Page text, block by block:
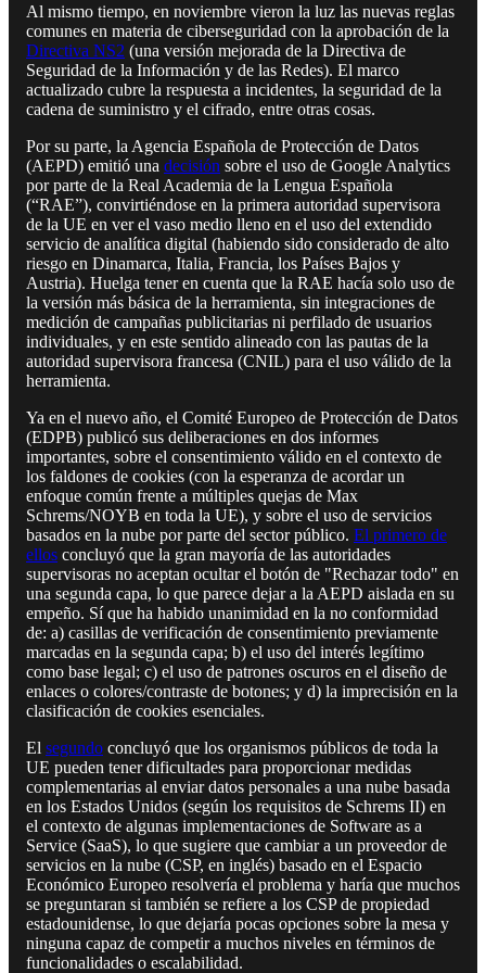
Al mismo tiempo, en noviembre vieron la luz las nuevas reglas
comunes en materia de ciberseguridad con la aprobación de la
Directiva NS2 (una versión mejorada de la Directiva de
Seguridad de la Información y de las Redes). El marco
actualizado cubre la respuesta a incidentes, la seguridad de la
cadena de suministro y el cifrado, entre otras cosas.
Por su parte, la Agencia Española de Protección de Datos
(AEPD) emitió una decisión sobre el uso de Google Analytics
por parte de la Real Academia de la Lengua Española
(“RAE”), convirtiéndose en la primera autoridad supervisora
de la UE en ver el vaso medio lleno en el uso del extendido
servicio de analítica digital (habiendo sido considerado de alto
riesgo en Dinamarca, Italia, Francia, los Países Bajos y
Austria). Huelga tener en cuenta que la RAE hacía solo uso de
la versión más básica de la herramienta, sin integraciones de
medición de campañas publicitarias ni perfilado de usuarios
individuales, y en este sentido alineado con las pautas de la
autoridad supervisora francesa (CNIL) para el uso válido de la
herramienta.
Ya en el nuevo año, el Comité Europeo de Protección de Datos
(EDPB) publicó sus deliberaciones en dos informes
importantes, sobre el consentimiento válido en el contexto de
los faldones de cookies (con la esperanza de acordar un
enfoque común frente a múltiples quejas de Max
Schrems/NOYB en toda la UE), y sobre el uso de servicios
basados ​​en la nube por parte del sector público. El primero de
ellos concluyó que la gran mayoría de las autoridades
supervisoras no aceptan ocultar el botón de "Rechazar todo" en
una segunda capa, lo que parece dejar a la AEPD aislada en su
empeño. Sí que ha habido unanimidad en la no conformidad
de: a) casillas de verificación de consentimiento previamente
marcadas en la segunda capa; b) el uso del interés legítimo
como base legal; c) el uso de patrones oscuros en el diseño de
enlaces o colores/contraste de botones; y d) la imprecisión en la
clasificación de cookies esenciales.
El segundo concluyó que los organismos públicos de toda la
UE pueden tener dificultades para proporcionar medidas
complementarias al enviar datos personales a una nube basada
en los Estados Unidos (según los requisitos de Schrems II) en
el contexto de algunas implementaciones de Software as a
Service (SaaS), lo que sugiere que cambiar a un proveedor de
servicios en la nube (CSP, en inglés) basado en el Espacio
Económico Europeo resolvería el problema y haría que muchos
se preguntaran si también se refiere a los CSP de propiedad
estadounidense, lo que dejaría pocas opciones sobre la mesa y
ninguna capaz de competir a muchos niveles en términos de
funcionalidades o escalabilidad.